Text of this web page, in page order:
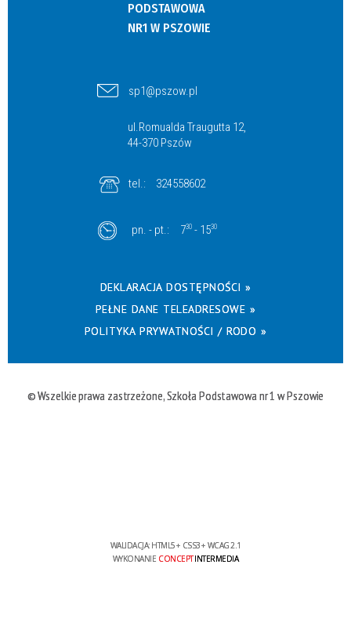
PODSTAWOWA
NR1 W PSZOWIE
sp1@pszow.pl
ul.Romualda Traugutta 12,
44-370 Pszów
tel.: 324558602
pn. - pt.: 730 - 1530
DEKLARACJA DOSTĘPNOŚCI »
PEŁNE DANE TELEADRESOWE »
POLITYKA PRYWATNOŚCI / RODO »
© Wszelkie prawa zastrzeżone, Szkoła Podstawowa nr 1 w Pszowie
WALIDACJA: HTML5+ CSS3+ WCAG 2.1
WYKONANIE CONCEPTINTERMEDIA